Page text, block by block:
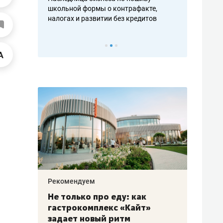
дотошных
мастеров
школьной формы о контрафакте,
налогах и развитии без кредитов
Рекомендуем
Не только про еду: как
гастрокомплекс «Кайт»
задает новый ритм